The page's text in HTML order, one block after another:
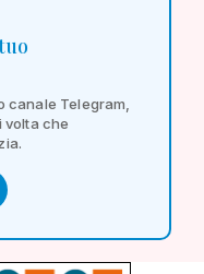
canale Telegram,
volta che